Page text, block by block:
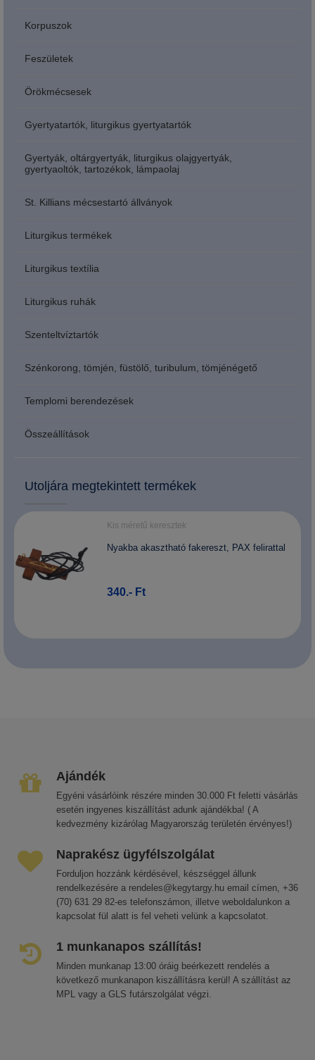
Korpuszok
Feszületek
Örökmécsesek
Gyertyatartók, liturgikus gyertyatartók
Gyertyák, oltárgyertyák, liturgikus olajgyertyák,
gyertyaoltók, tartozékok, lámpaolaj
St. Killians mécsestartó állványok
Liturgikus termékek
Liturgikus textília
Liturgikus ruhák
Szenteltvíztartók
Szénkorong, tömjén, füstölő, turibulum, tömjénégető
Templomi berendezések
Összeállítások
Utoljára megtekintett termékek
Kis méretű keresztek
Nyakba akasztható fakereszt, PAX felirattal
340.- Ft
Ajándék
Egyéni vásárlóink részére minden 30.000 Ft feletti vásárlás
esetén ingyenes kiszállítást adunk ajándékba! ( A
kedvezmény kizárólag Magyarország területén érvényes!)
Naprakész ügyfélszolgálat
Forduljon hozzánk kérdésével, készséggel állunk
rendelkezésére a rendeles@kegytargy.hu email címen, +36
(70) 631 29 82-es telefonszámon, illetve weboldalunkon a
kapcsolat fül alatt is fel veheti velünk a kapcsolatot.
1 munkanapos szállítás!
Minden munkanap 13:00 óráig beérkezett rendelés a
következő munkanapon kiszállításra kerül! A szállítást az
MPL vagy a GLS futárszolgálat végzi.